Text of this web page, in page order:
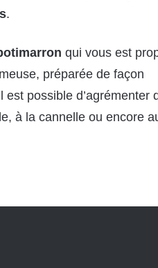
.
qui vous est
préparée de façon
est possible d’agrémenter
à la cannelle ou encore